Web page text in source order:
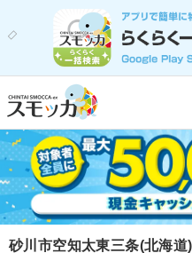
砂川市空知太東三条(北海